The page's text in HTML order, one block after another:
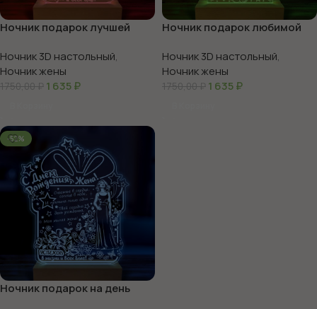
Ночник подарок лучшей
Ночник 3D настольный,
Ночник жены
1750,00₽ 1 635₽
Ночник подарок любимой
Ночник 3D настольный,
Ночник жены
1750,00₽ 1 635₽
-52%
Ночник подарок на день